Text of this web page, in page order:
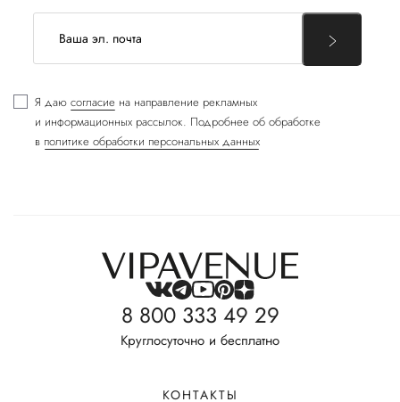
Я даю согласие на направление рекламных
и информационных рассылок. Подробнее об обработке
в политике обработки персональных данных
8 800 333 49 29
Круглосуточно и бесплатно
КОНТАКТЫ